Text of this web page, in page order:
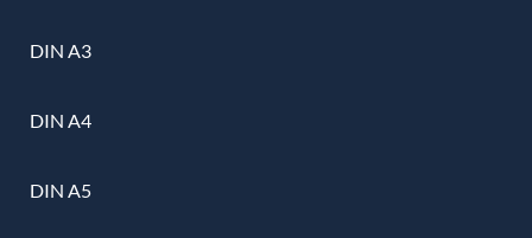
DIN A3
DIN A4
DIN A5